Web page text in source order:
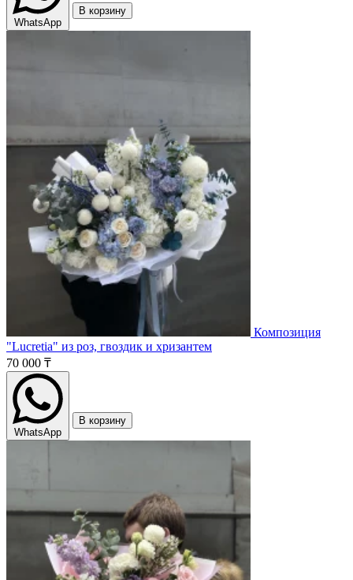
WhatsApp
В корзину
Композиция
"Lucretia" из роз, гвоздик и хризантем
70 000 ₸
WhatsApp
В корзину